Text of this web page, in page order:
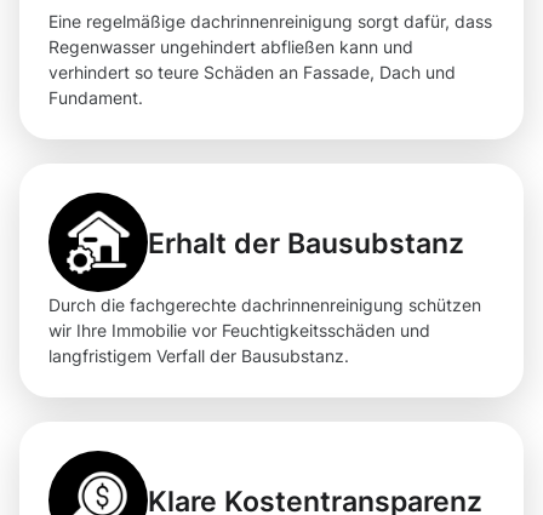
Eine regelmäßige dachrinnenreinigung sorgt dafür, dass
Regenwasser ungehindert abfließen kann und
verhindert so teure Schäden an Fassade, Dach und
Fundament.
Erhalt der Bausubstanz
Durch die fachgerechte dachrinnenreinigung schützen
wir Ihre Immobilie vor Feuchtigkeitsschäden und
langfristigem Verfall der Bausubstanz.
Klare Kostentransparenz